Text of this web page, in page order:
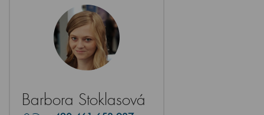
Barbora Stoklasová